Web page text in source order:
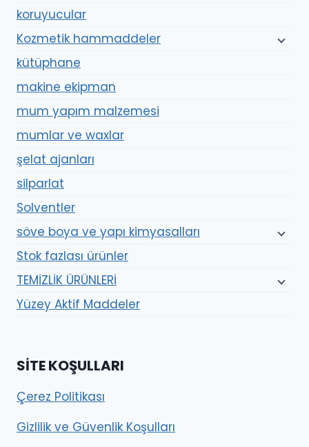
koruyucular
Kozmetik hammaddeler
kütüphane
makine ekipman
mum yapım malzemesi
mumlar ve waxlar
şelat ajanları
silparlat
Solventler
söve boya ve yapı kimyasalları
Stok fazlası ürünler
TEMİZLİK ÜRÜNLERİ
Yüzey Aktif Maddeler
SITE KOŞULLARI
Çerez Politikası
Gizlilik ve Güvenlik Koşulları